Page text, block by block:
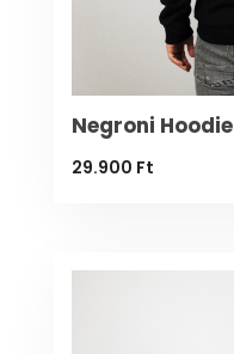
Negroni Hoodie
29.900 Ft